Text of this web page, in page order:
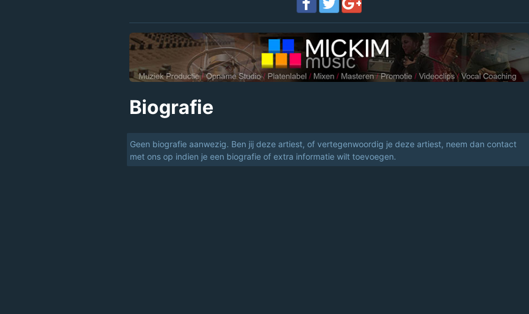
Biografie
Geen biografie aanwezig. Ben jij deze artiest, of vertegenwoordig je deze artiest, neem dan contact
met ons op indien je een biografie of extra informatie wilt toevoegen.